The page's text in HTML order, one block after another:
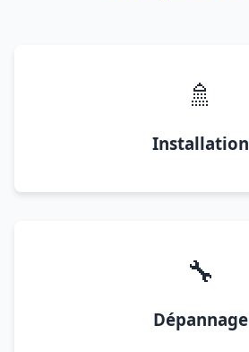
🚿
Installation
🔧
Dépannage